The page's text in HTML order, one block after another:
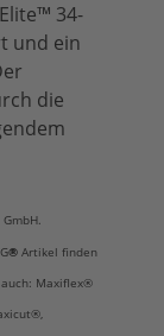
34-
und ein
die
® Artikel finden
Maxiflex®